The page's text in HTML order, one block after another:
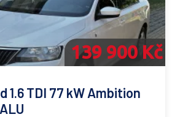
139 900 Kč
1.6 TDI 77 kW Ambition